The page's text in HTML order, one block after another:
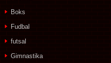
Boks
Fudbal
futsal
Gimnastika